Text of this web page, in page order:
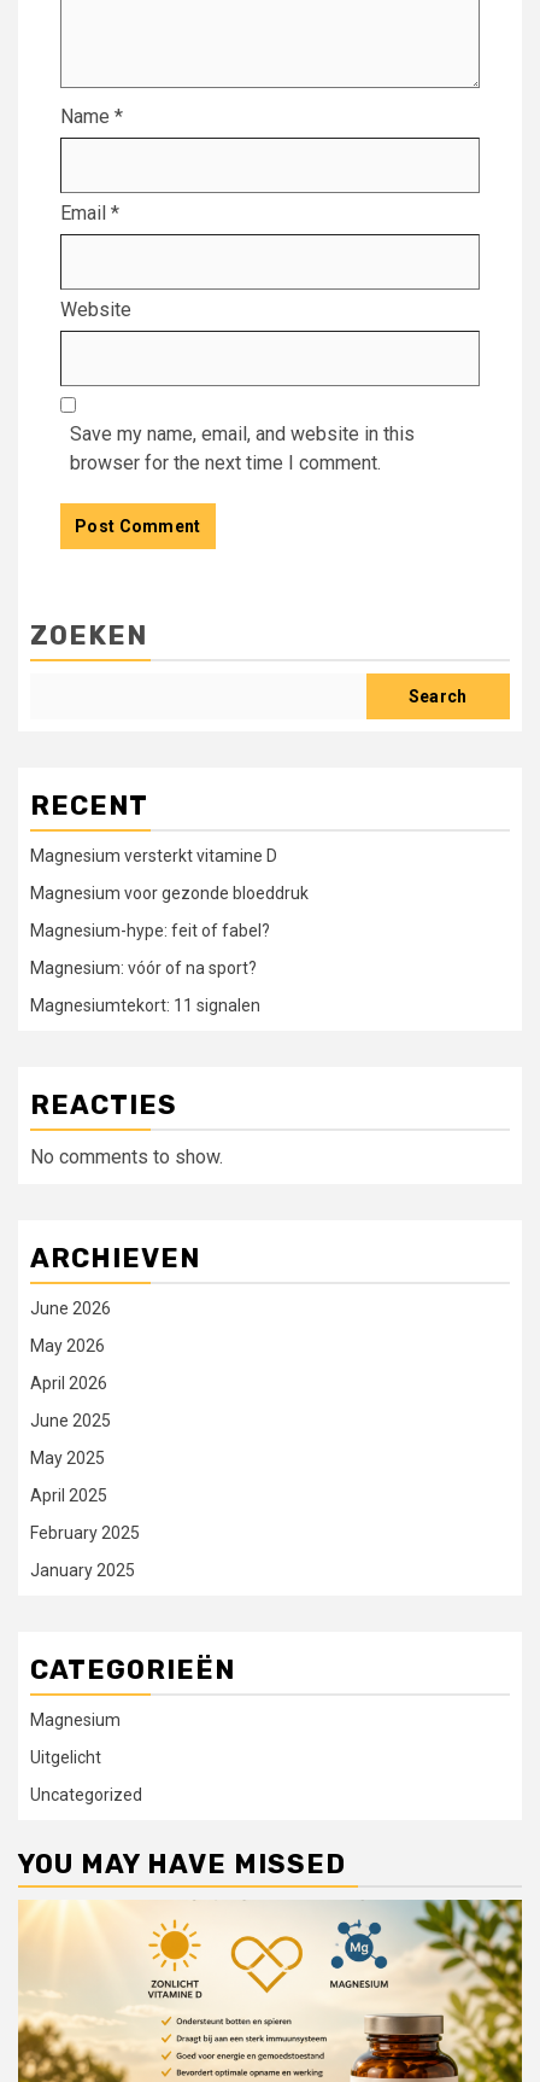
Name *
Email *
Website
Save my name, email, and website in this
browser for the next time I comment.
ZOEKEN
Search
RECENT
Magnesium versterkt vitamine D
Magnesium voor gezonde bloeddruk
Magnesium-hype: feit of fabel?
Magnesium: vóór of na sport?
Magnesiumtekort: 11 signalen
REACTIES
No comments to show.
ARCHIEVEN
June 2026
May 2026
April 2026
June 2025
May 2025
April 2025
February 2025
January 2025
CATEGORIEËN
Magnesium
Uitgelicht
Uncategorized
YOU MAY HAVE MISSED